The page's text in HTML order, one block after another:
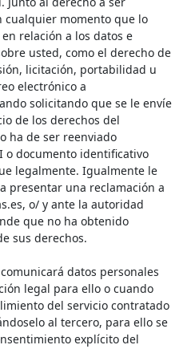
cualquier momento que lo
relación a los datos e
usted, como el derecho de
licitación, portabilidad u
electrónico a
solicitando que se le envíe
de los derechos del
ha de ser reenviado
o documento identificativo
legalmente. Igualmente le
presentar una reclamación a
o/ y ante la autoridad
que no ha obtenido
sus derechos.
datos personales
legal para ello o cuando
del servicio contratado
al tercero, para ello se
explícito del